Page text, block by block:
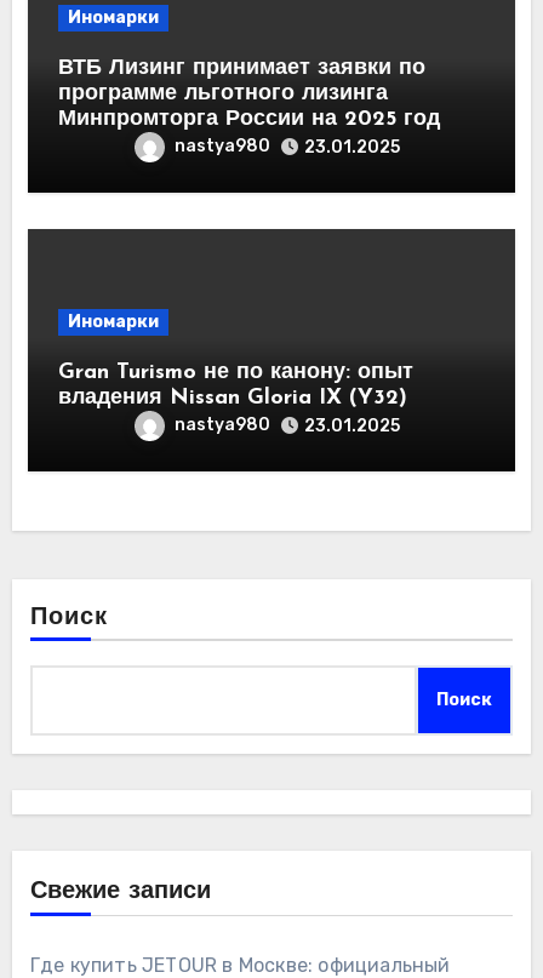
Иномарки
ВТБ Лизинг принимает заявки по
программе льготного лизинга
Минпромторга России на 2025 год
nastya980 23.01.2025
Иномарки
Gran Turismo не по канону: опыт
владения Nissan Gloria IX (Y32)
nastya980 23.01.2025
Поиск
Поиск
Свежие записи
Где купить JETOUR в Москве: официальный